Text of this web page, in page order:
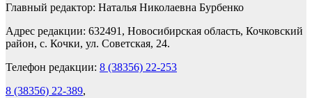
Главный редактор: Наталья Николаевна Бурбенко
Адрес редакции: 632491, Новосибирская область, Кочковский
район, с. Кочки, ул. Советская, 24.
Телефон редакции: 8 (38356) 22-253
8 (38356) 22-389,